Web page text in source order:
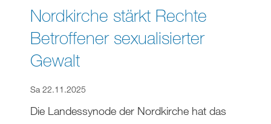
Nordkirche stärkt Rechte
Betroffener sexualisierter
Gewalt
Sa 22.11.2025
Die Landessynode der Nordkirche hat das